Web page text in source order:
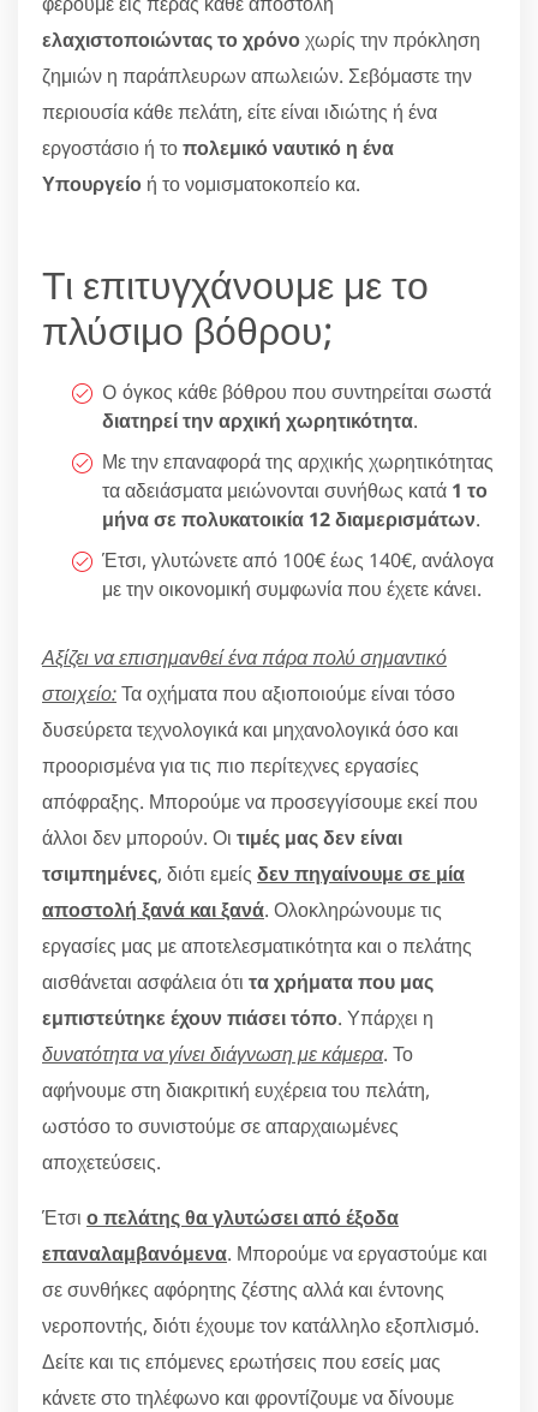
ελαχιστοποιώντας το χρόνοχωρίς την πρόκληση
ζημιών η παράπλευρων απωλειών. Σεβόμαστε την
περιουσία κάθε πελάτη, είτε είναι ιδιώτης ή ένα
εργοστάσιο ή τοπολεμικό ναυτικό η ένα
Υπουργείο ή το νομισματοκοπείο κα.
Τι επιτυγχάνουμε με το
πλύσιμο βόθρου;
O όγκος κάθε βόθρου που συντηρείται σωστά
διατηρεί την αρχική χωρητικότητα.
Με την επαναφορά της αρχικής χωρητικότητας
τα αδειάσματα μειώνονται συνήθως κατά 1 το
μήνα σε πολυκατοικία 12 διαμερισμάτων.
Έτσι, γλυτώνετε από 100€ έως 140€, ανάλογα
με την οικονομική συμφωνία που έχετε κάνει.
Αξίζει να επισημανθεί ένα πάρα πολύ σημαντικό
στοιχείο:Τα οχήματα που αξιοποιούμε είναι τόσο
δυσεύρετα τεχνολογικά και μηχανολογικά όσο και
προορισμένα για τις πιο περίτεχνες εργασίες
απόφραξης. Μπορούμε να προσεγγίσουμε εκεί που
άλλοι δεν μπορούν. Οι τιμές μας δεν είναι
τσιμπημένες, διότι εμείς δεν πηγαίνουμε σε μία
αποστολή ξανά και ξανά. Ολοκληρώνουμε τις
εργασίες μας με αποτελεσματικότητα και ο πελάτης
αισθάνεται ασφάλεια ότι τα χρήματα που μας
εμπιστεύτηκε έχουν πιάσει τόπο. Υπάρχει η
δυνατότητα να γίνει διάγνωση με κάμερα. Το
αφήνουμε στη διακριτική ευχέρεια του πελάτη,
ωστόσο το συνιστούμε σε απαρχαιωμένες
αποχετεύσεις.
Έτσι ο πελάτης θα γλυτώσει από έξοδα
επαναλαμβανόμενα. Μπορούμε να εργαστούμε και
σε συνθήκες αφόρητης ζέστης αλλά και έντονης
νεροποντής, διότι έχουμε τον κατάλληλο εξοπλισμό.
Δείτε και τις επόμενες ερωτήσεις που εσείς μας
κάνετε στο τηλέφωνο και φροντίζουμε να δίνουμε